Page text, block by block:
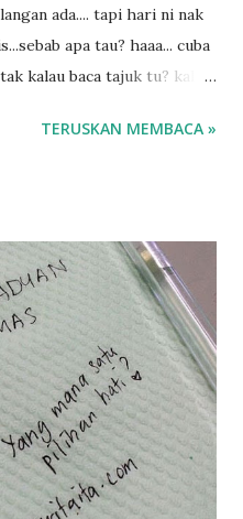
ada.... tapi hari ni nak
apa tau? haaa... cuba
kalau baca tajuk tu? kalau
ANAK AKU ....adoiiii
Giant beli barang
kereta tu biasalah kan
anak jalan sampai masuk
4 macam kami ni bahagi-
dan biasanya aku akan
husna... yang abg
pada shah la pulak.. tapi
ummi pimpin... ajer rebeh
TERUSKAN MEMBACA »